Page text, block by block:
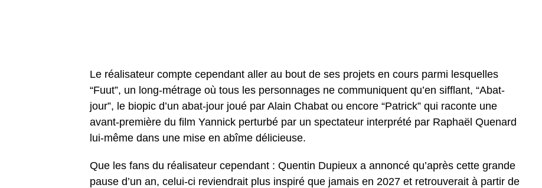
Le réalisateur compte cependant aller au bout de ses projets en cours parmi lesquelles
“Fuut”, un long-métrage où tous les personnages ne communiquent qu’en sifflant, “Abat-
jour”, le biopic d’un abat-jour joué par Alain Chabat ou encore “Patrick” qui raconte une
avant-première du film Yannick perturbé par un spectateur interprété par Raphaël Quenard
lui-même dans une mise en abîme délicieuse.
Que les fans du réalisateur cependant : Quentin Dupieux a annoncé qu’après cette grande
pause d’un an, celui-ci reviendrait plus inspiré que jamais en 2027 et retrouverait à partir de